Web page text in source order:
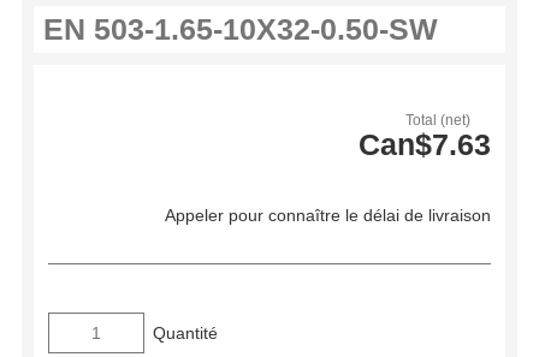
Total (net)
Can$7.63
Appeler pour connaître le délai de livraison
Quantité